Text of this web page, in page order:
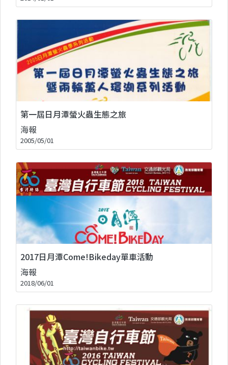
第一屆日月潭螢火蟲生態之旅
海報
2005/05/01
2017日月潭Come!Bikeday單車活動
海報
2018/06/01